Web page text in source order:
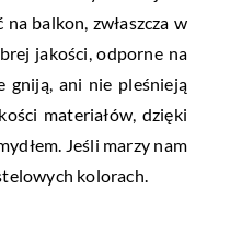
balkon, zwłaszcza w
jakości, odporne na
gniją, ani nie pleśnieją
materiałów, dzięki
Jeśli marzy nam
kolorach.